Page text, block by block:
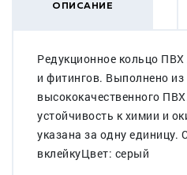
ОПИСАНИЕ
Редукционное кольцо
и фитингов. Выполнено из
высококачественного
устойчивость к химии и
указана за одну единицу.
вклейкуЦвет: серый